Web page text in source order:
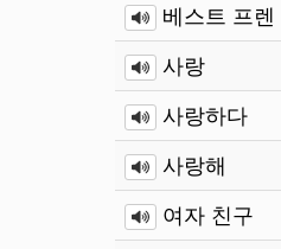
베스트 프렌
사랑
사랑하다
사랑해
여자 친구